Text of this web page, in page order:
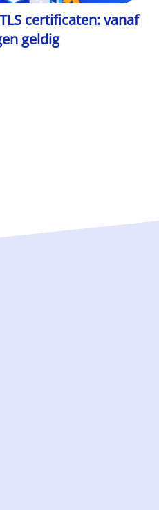
certificaten: vanaf
geldig